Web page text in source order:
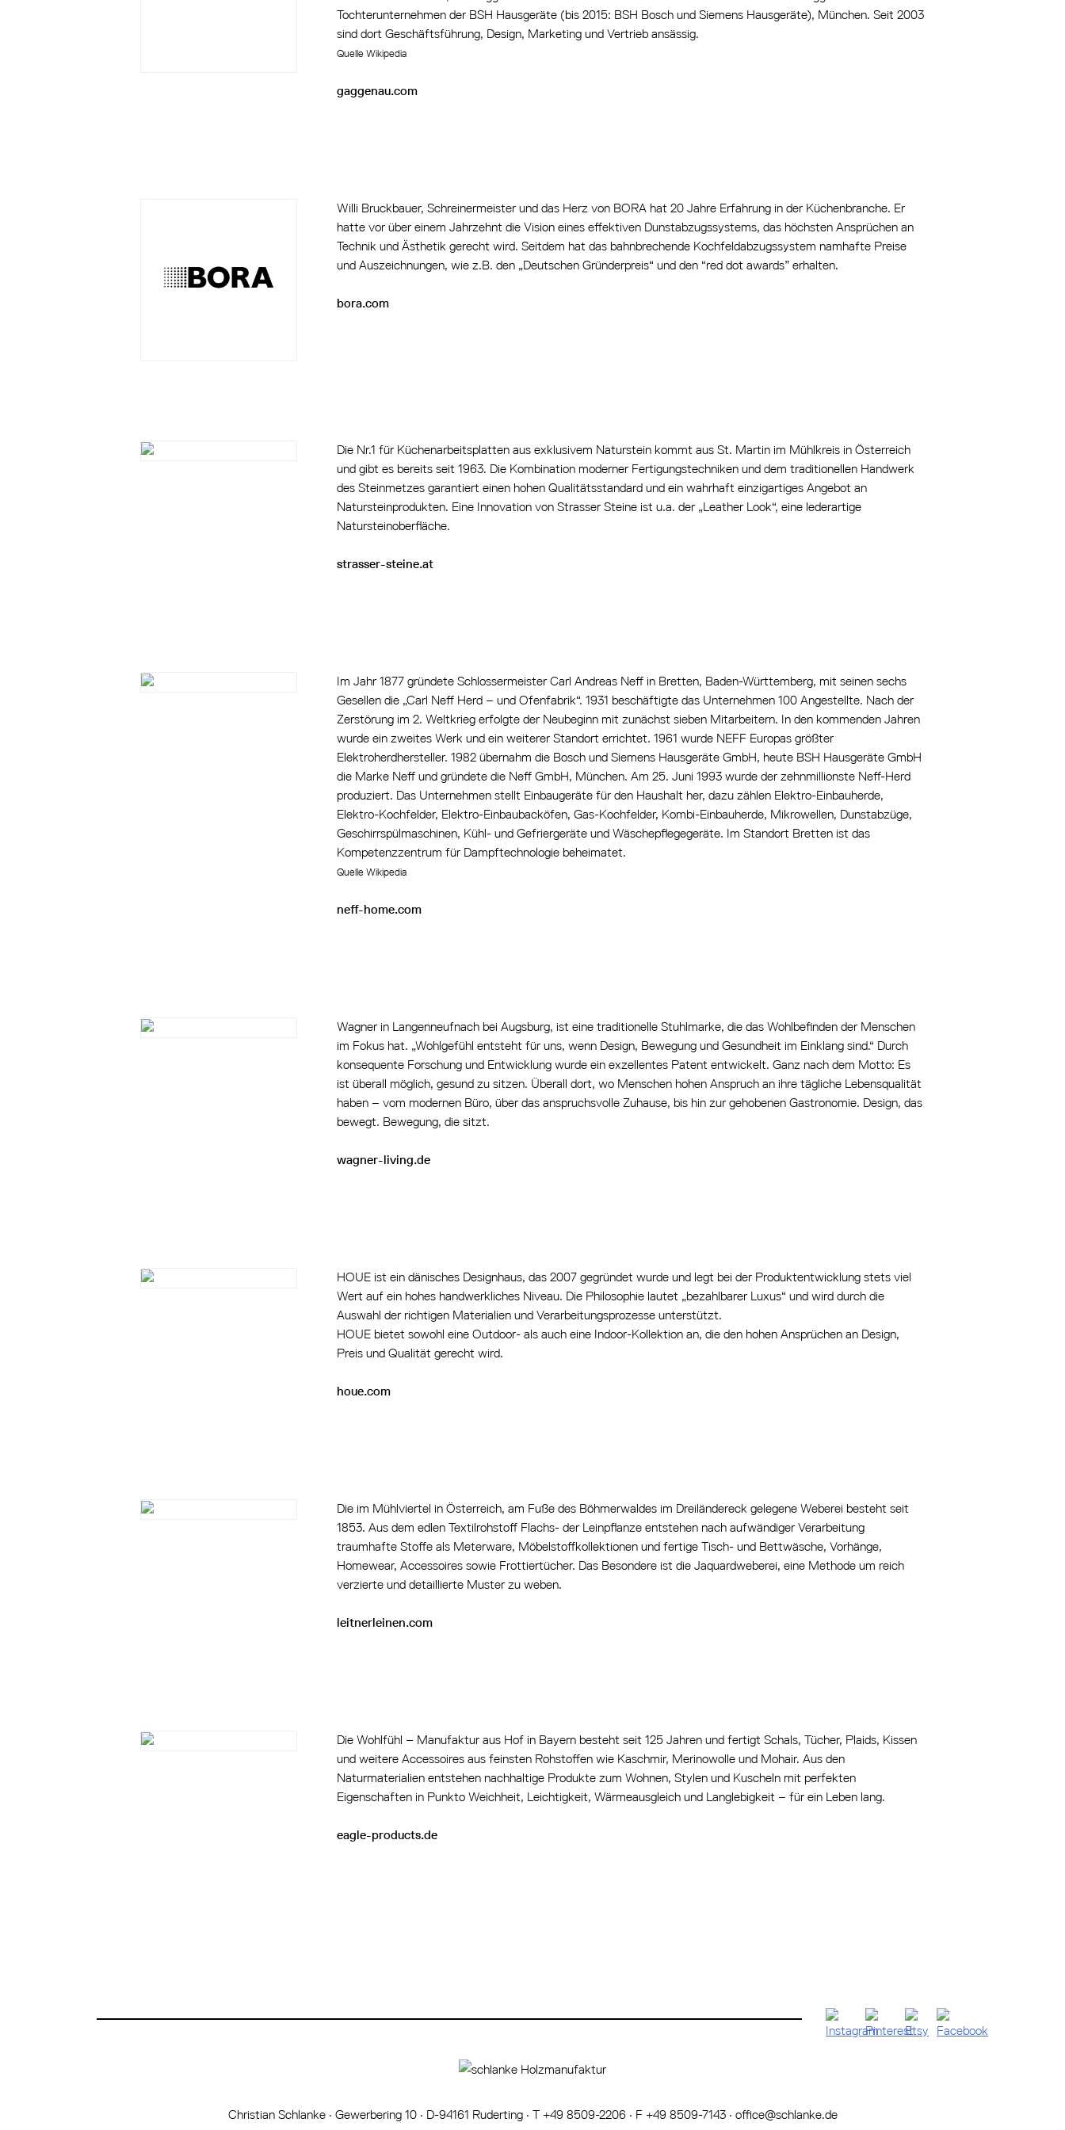
Tochterunternehmen der BSH Hausgeräte (bis 2015: BSH Bosch und Siemens Hausgeräte), München. Seit 2003
sind dort Geschäftsführung, Design, Marketing und Vertrieb ansässig.
Quelle Wikipedia
gaggenau.com
Willi Bruckbauer, Schreinermeister und das Herz von BORA hat 20 Jahre Erfahrung in der Küchenbranche. Er
hatte vor über einem Jahrzehnt die Vision eines effektiven Dunstabzugssystems, das höchsten Ansprüchen an
Technik und Ästhetik gerecht wird. Seitdem hat das bahnbrechende Kochfeldabzugssystem namhafte Preise
und Auszeichnungen, wie z.B. den „Deutschen Gründerpreis“ und den “red dot awards” erhalten.
bora.com
Die Nr.1 für Küchenarbeitsplatten aus exklusivem Naturstein kommt aus St. Martin im Mühlkreis in Österreich
und gibt es bereits seit 1963. Die Kombination moderner Fertigungstechniken und dem traditionellen Handwerk
des Steinmetzes garantiert einen hohen Qualitätsstandard und ein wahrhaft einzigartiges Angebot an
Natursteinprodukten. Eine Innovation von Strasser Steine ist u.a. der „Leather Look“, eine lederartige
Natursteinoberfläche.
strasser-steine.at
Im Jahr 1877 gründete Schlossermeister Carl Andreas Neff in Bretten, Baden-Württemberg, mit seinen sechs
Gesellen die „Carl Neff Herd – und Ofenfabrik“. 1931 beschäftigte das Unternehmen 100 Angestellte. Nach der
Zerstörung im 2. Weltkrieg erfolgte der Neubeginn mit zunächst sieben Mitarbeitern. In den kommenden Jahren
wurde ein zweites Werk und ein weiterer Standort errichtet. 1961 wurde NEFF Europas größter
Elektroherdhersteller. 1982 übernahm die Bosch und Siemens Hausgeräte GmbH, heute BSH Hausgeräte GmbH
die Marke Neff und gründete die Neff GmbH, München. Am 25. Juni 1993 wurde der zehnmillionste Neff-Herd
produziert. Das Unternehmen stellt Einbaugeräte für den Haushalt her, dazu zählen Elektro-Einbauherde,
Elektro-Kochfelder, Elektro-Einbaubacköfen, Gas-Kochfelder, Kombi-Einbauherde, Mikrowellen, Dunstabzüge,
Geschirrspülmaschinen, Kühl- und Gefriergeräte und Wäschepflegegeräte. Im Standort Bretten ist das
Kompetenzzentrum für Dampftechnologie beheimatet.
Quelle Wikipedia
neff-home.com
Wagner in Langenneufnach bei Augsburg, ist eine traditionelle Stuhlmarke, die das Wohlbefinden der Menschen
im Fokus hat. „Wohlgefühl entsteht für uns, wenn Design, Bewegung und Gesundheit im Einklang sind.“ Durch
konsequente Forschung und Entwicklung wurde ein exzellentes Patent entwickelt. Ganz nach dem Motto: Es
ist überall möglich, gesund zu sitzen. Überall dort, wo Menschen hohen Anspruch an ihre tägliche Lebensqualität
haben – vom modernen Büro, über das anspruchsvolle Zuhause, bis hin zur gehobenen Gastronomie. Design, das
bewegt. Bewegung, die sitzt.
wagner-living.de
HOUE ist ein dänisches Designhaus, das 2007 gegründet wurde und legt bei der Produktentwicklung stets viel
Wert auf ein hohes handwerkliches Niveau. Die Philosophie lautet „bezahlbarer Luxus“ und wird durch die
Auswahl der richtigen Materialien und Verarbeitungsprozesse unterstützt.
HOUE bietet sowohl eine Outdoor- als auch eine Indoor-Kollektion an, die den hohen Ansprüchen an Design,
Preis und Qualität gerecht wird.
houe.com
Die im Mühlviertel in Österreich, am Fuße des Böhmerwaldes im Dreiländereck gelegene Weberei besteht seit
1853. Aus dem edlen Textilrohstoff Flachs- der Leinpflanze entstehen nach aufwändiger Verarbeitung
traumhafte Stoffe als Meterware, Möbelstoffkollektionen und fertige Tisch- und Bettwäsche, Vorhänge,
Homewear, Accessoires sowie Frottiertücher. Das Besondere ist die Jaquardweberei, eine Methode um reich
verzierte und detaillierte Muster zu weben.
leitnerleinen.com
Die Wohlfühl – Manufaktur aus Hof in Bayern besteht seit 125 Jahren und fertigt Schals, Tücher, Plaids, Kissen
und weitere Accessoires aus feinsten Rohstoffen wie Kaschmir, Merinowolle und Mohair. Aus den
Naturmaterialien entstehen nachhaltige Produkte zum Wohnen, Stylen und Kuscheln mit perfekten
Eigenschaften in Punkto Weichheit, Leichtigkeit, Wärmeausgleich und Langlebigkeit – für ein Leben lang.
eagle-products.de
Christian Schlanke· Gewerbering 10· D-94161 Ruderting· T +49 8509-2206· F +49 8509-7143· office@schlanke.de